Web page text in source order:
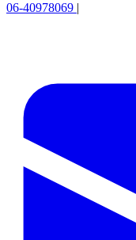
06-40978069 |